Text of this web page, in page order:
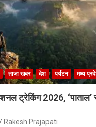
ताजा खबर देश पर्यटन मध्य
ट्रेकिंग 2026, ‘पाताल’
Rakesh Prajapati